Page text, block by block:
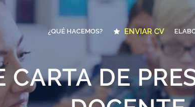
¿QUÉ HACEMOS? ENVIAR CV
CARTA DE